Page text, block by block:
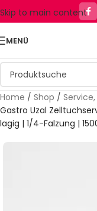
Skip to main content
MENÜ
Home / Shop /
Gastro Uzal
lagig | 1/4-Falzung |